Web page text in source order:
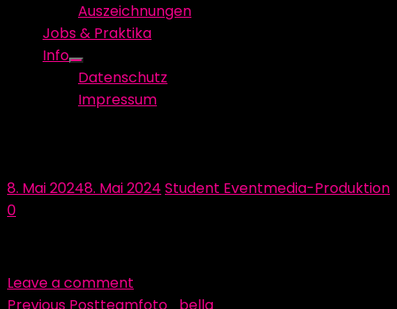
Auszeichnungen
Jobs & Praktika
Info
Show
sub
menu
Datenschutz
Impressum
Posted
on
8. Mai 20248. Mai 2024 Author
Student Eventmedia-Produktion
0
Leave a comment
Previous Postteamfoto_bella